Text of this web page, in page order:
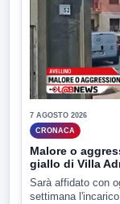
7 AGOSTO 2026
CRONACA
Malore o
giallo di Villa
Sarà affidato con
settimana